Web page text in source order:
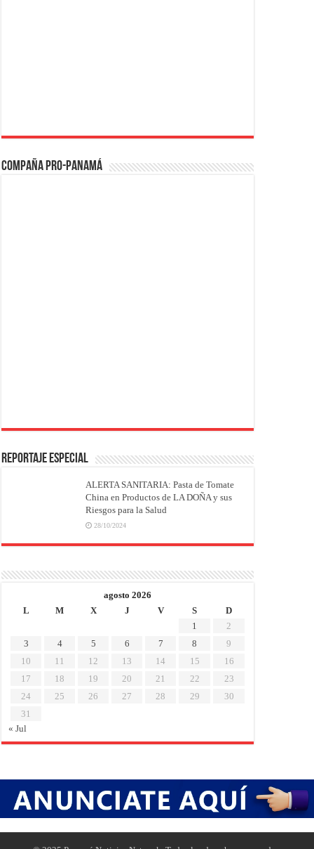
Compaña PRO-Panamá
REPORTAJE ESPECIAL
ALERTA SANITARIA: Pasta de Tomate
China en Productos de LA DOÑA y sus
Riesgos para la Salud
28/10/2024
agosto 2026
L
M X J V S
D
1
2
3
4 5 6 7 8
9
10
11 12 13 14 15
16
17
18 19 20 21 22
23
24
25 26 27 28 29
30
31
« Jul